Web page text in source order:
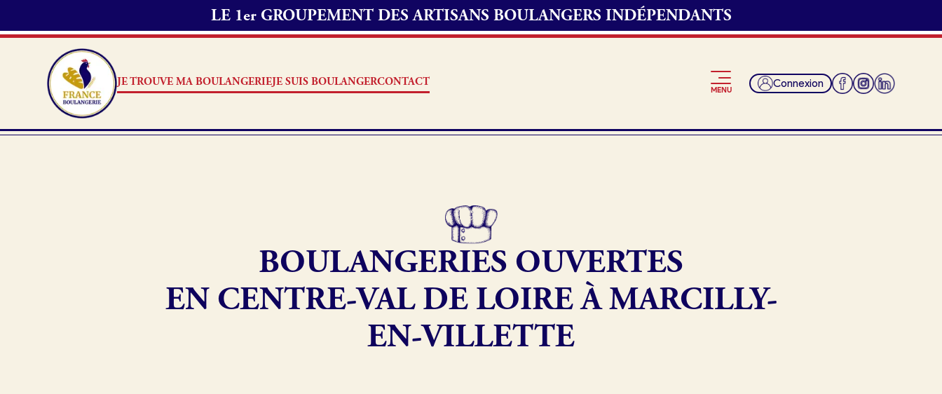
LE 1er GROUPEMENT DES ARTISANS BOULANGERS INDÉPENDANTS
JE TROUVE MA BOULANGERIEJE SUIS BOULANGERCONTACT
MENU Connexion
Pourquoi adhérer à France Boulangerie
Offres d’emploi
Fonds de commerce
Actualités
BOULANGERIES OUVERTES
EN CENTRE-VAL DE LOIRE À MARCILLY-
EN-VILLETTE